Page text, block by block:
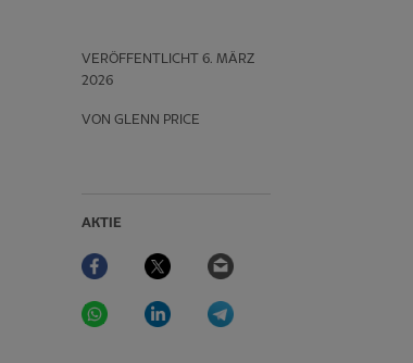
VERÖFFENTLICHT 6. MÄRZ
2026
VON GLENN PRICE
AKTIE
Facebook Twitter
WhatsAppLinkedIn